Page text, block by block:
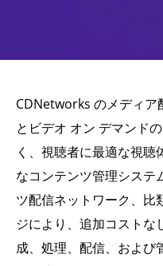
CDNetworks のメディア
とビデオ オン デマンド
く、視聴者に最適な視
なコンテンツ管理システ
ツ配信ネットワーク、比
ジにより、追加コストな
成、処理、配信、およ